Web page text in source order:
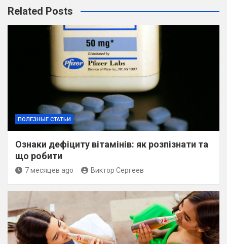
Related Posts
ПОЛЕЗНЫЕ СТАТЬИ
Ознаки дефіциту вітамінів: як розпізнати та
що робити
7 месяцев ago Виктор Сергеев